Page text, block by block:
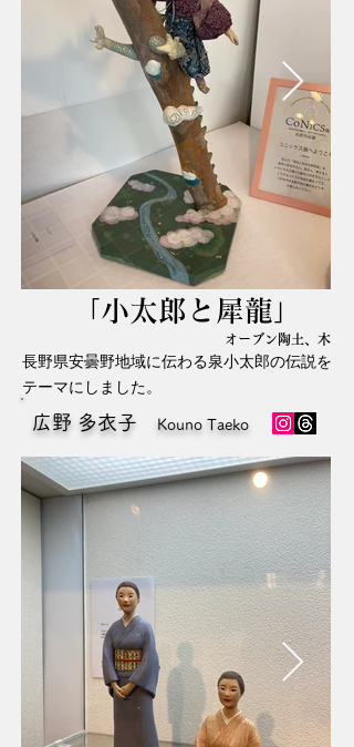
「小太郎と犀龍」
オーブン陶土、木
長野県安曇野地域に伝わる泉小太郎の伝説を
テーマにしました。
広野 多衣子
Kouno Taeko